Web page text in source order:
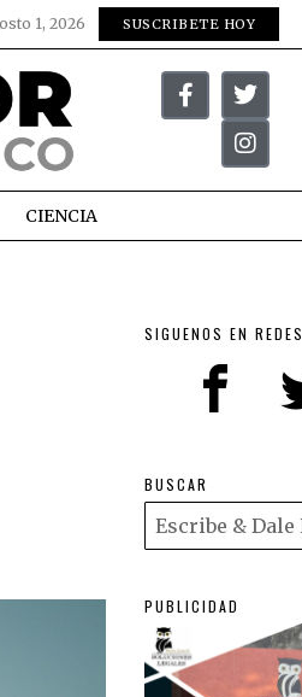
1, 2026 SUSCRIBETE HOY
CIENCIA
SIGUENOS EN REDES
BUSCAR
PUBLICIDAD